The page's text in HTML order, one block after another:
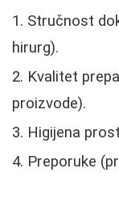
Stručnost
hirurg).
Kvalitet
proizvode).
Higijena
Preporuke